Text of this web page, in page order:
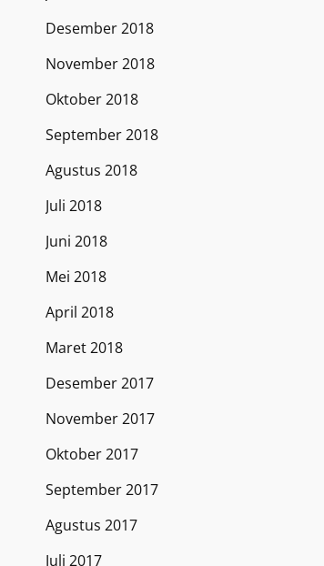
Desember 2018
November 2018
Oktober 2018
September 2018
Agustus 2018
Juli 2018
Juni 2018
Mei 2018
April 2018
Maret 2018
Desember 2017
November 2017
Oktober 2017
September 2017
Agustus 2017
Juli 2017